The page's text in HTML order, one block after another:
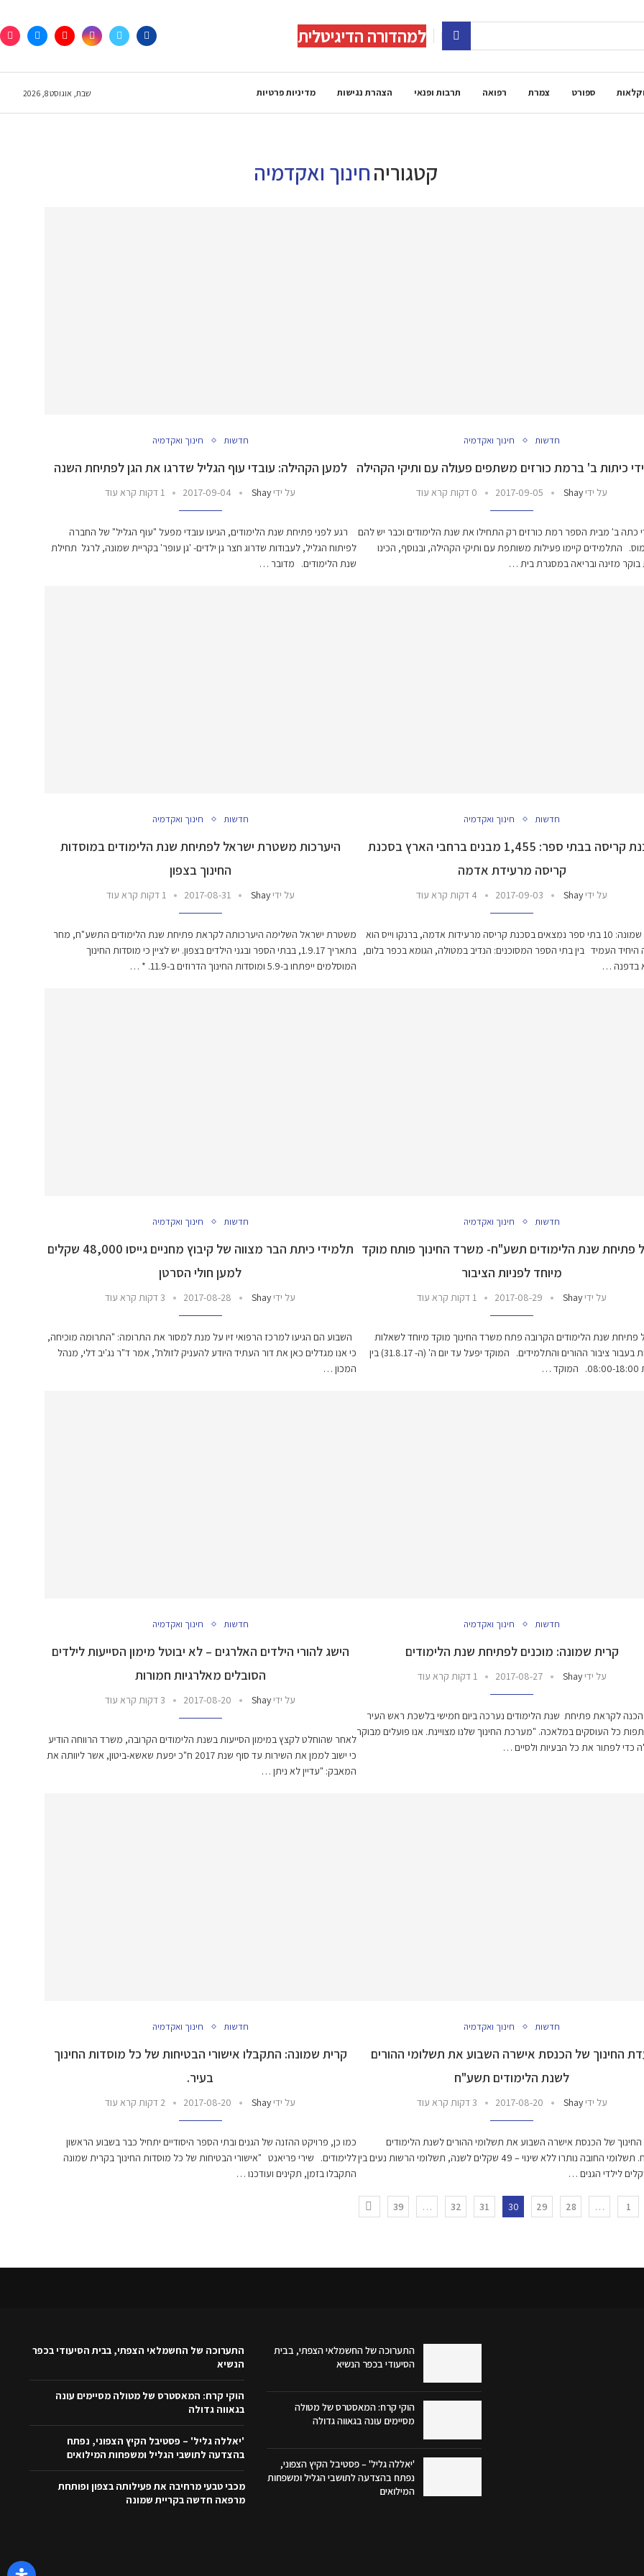
למהדורה הדיגיטלית
ספורט צמרת רפואה תרבות ופנאי הצהרת נגישות מדיניות פרטיות שבת, אוגוסט 8, 2026
קטגוריהחינוך ואקדמיה
חדשות חינוך ואקדמיה
כיתות ב' ברמת כורזים משתפים פעולה עם ותיקי הקהילה
על ידיShay
2017-09-05 0 דקות קרא עוד
כתה ב' מבית הספר רמת כורזים רק התחילו את שנת הלימודים וכבר יש להם
התלמידים קיימו פעילות משותפת עם ותיקי הקהילה, ובנוסף, הכינו
בוקר מזינה ובריאה במסגרת בית …
חדשות חינוך ואקדמיה
למען הקהילה: עובדי עוף הגליל שדרגו את הגן לפתיחת השנה
על ידיShay
2017-09-04 1 דקות קרא עוד
רגע לפני פתיחת שנת הלימודים, הגיעו עובדי מפעל "עוף הגליל" של החברה
לפיתוח הגליל, לעבודות שדרוג חצר גן ילדים- 'גן עופר' בקריית שמונה, לרגל תחילת
שנת הלימודים. מדובר …
חדשות חינוך ואקדמיה
סכנת קריסה בבתי ספר: 1,455 מבנים ברחבי הארץ בסכנת
קריסה מרעידת אדמה
על ידיShay
2017-09-03 4 דקות קרא עוד
קרית שמונה: 10 בתי ספר נמצאים בסכנת קריסה מרעידות אדמה, ברנקו וייס הוא
היחיד העמיד בין בתי הספר המסוכנים: הנדיב במטולה, הגומא בכפר בלום,
בדפנה …
חדשות חינוך ואקדמיה
היערכות משטרת ישראל לפתיחת שנת הלימודים במוסדות
החינוך בצפון
על ידיShay
2017-08-31 1 דקות קרא עוד
משטרת ישראל השלימה היערכותה לקראת פתיחת שנת הלימודים התשע"ח, מחר
בתאריך 1.9.17, בבתי הספר ובגני הילדים בצפון. יש לציין כי מוסדות החינוך
המוסלמים ייפתחו ב-5.9 ומוסדות החינוך הדרוזים ב-11.9. * …
חדשות חינוך ואקדמיה
פתיחת שנת הלימודים תשע"ח- משרד החינוך פותח מוקד
מיוחד לפניות הציבור
על ידיShay
2017-08-29 1 דקות קרא עוד
פתיחת שנת הלימודים הקרובה פתח משרד החינוך מוקד מיוחד לשאלות
ותשובות בעבור ציבור ההורים והתלמידים. המוקד יפעל עד יום ה' (ה- 31.8.17) בין
…
חדשות חינוך ואקדמיה
תלמידי כיתת הבר מצווה של קיבוץ מחניים גייסו 48,000 שקלים
למען חולי הסרטן
על ידיShay
2017-08-28 3 דקות קרא עוד
השבוע הם הגיעו למרכז הרפואי זיו על מנת למסור את התרומה: "התרומה מוכיחה,
כי אנו מגדלים כאן את דור העתיד היודע להעניק לזולת", אמר ד"ר נג'יב דלי, מנהל
המכון …
חדשות חינוך ואקדמיה
קרית שמונה: מוכנים לפתיחת שנת הלימודים
על ידיShay
2017-08-27 1 דקות קרא עוד
הכנה לקראת פתיחת שנת הלימודים נערכה ביום חמישי בלשכת ראש העיר
כל העוסקים במלאכה. "מערכת החינוך שלנו מצויינת. אנו פועלים מבוקר
כדי לפתור את כל הבעיות ולסיים …
חדשות חינוך ואקדמיה
הישג להורי הילדים האלרגים – לא יבוטל מימון הסייעות לילדים
הסובלים מאלרגיות חמורות
על ידיShay
2017-08-20 3 דקות קרא עוד
לאחר שהוחלט לקצץ במימון הסייעות בשנת הלימודים הקרובה, משרד הרווחה הודיע
כי ישוב לממן את השירות עד סוף שנת 2017 ח"כ יפעת שאשא-ביטון, אשר ליוותה את
המאבק: "עדיין לא ניתן …
חדשות חינוך ואקדמיה
החינוך של הכנסת אישרה השבוע את תשלומי ההורים
לשנת הלימודים תשע"ח
על ידיShay
2017-08-20 3 דקות קרא עוד
החינוך של הכנסת אישרה השבוע את תשלומי ההורים לשנת הלימודים
תשע"ח. תשלומי החובה נותרו ללא שינוי – 49 שקלים לשנה, תשלומי הרשות נעים בין
חדשות חינוך ואקדמיה
קרית שמונה: התקבלו אישורי הבטיחות של כל מוסדות החינוך
בעיר.
על ידיShay
2017-08-20 2 דקות קרא עוד
כמו כן, פרויקט ההזנה של הגנים ובתי הספר היסודיים יתחיל כבר בשבוע הראשון
ללימודים. שירי פריאנט "אישורי הבטיחות של כל מוסדות החינוך בקרית שמונה
התקבלו בזמן, תקינים ועודכנו …
1
…
28
29
30
31
32
…
39
התערוכה של החשמלאי הצפתי, בבית
הסיעודי בכפר הנשיא
הוקי קרח: המאסטרס של מטולה
מסיימים עונה בגאווה גדולה
'יאללה גליל' – פסטיבל הקיץ הצפוני,
נפתח בהצדעה לתושבי הגליל ומשפחות
המילואים
התערוכה של החשמלאי הצפתי, בבית הסיעודי בכפר
הנשיא
הוקי קרח: המאסטרס של מטולה מסיימים עונה
בגאווה גדולה
'יאללה גליל' – פסטיבל הקיץ הצפוני, נפתח
בהצדעה לתושבי הגליל ומשפחות המילואים
מכבי טבעי מרחיבה את פעילותה בצפון ופותחת
מרפאה חדשה בקריית שמונה